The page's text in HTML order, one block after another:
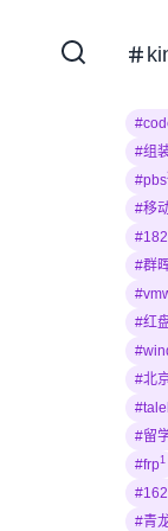
#组
#pbs
#移
#群
#红
#北
#留
#frp1
#青